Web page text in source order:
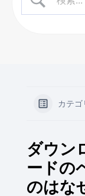
カテゴ
ダウン
ードの
のはな